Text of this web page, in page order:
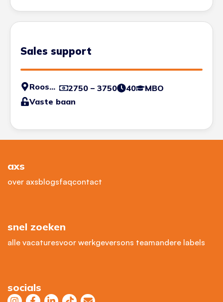
Sales support
Roosendaal 2750 – 3750 40
MBO
Vaste baan
axs
over axsblogsfaqcontact
snel zoeken
alle vacaturesvoor werkgeversons teamandere labels
socials